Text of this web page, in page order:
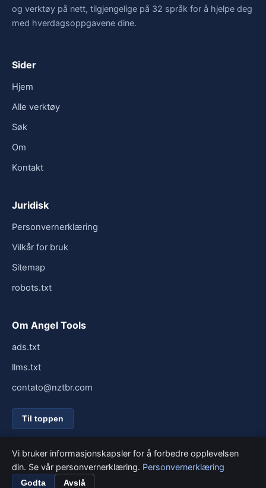
og verktøy på nett, tilgjengelige på 32 språk for å hjelpe deg
med hverdagsoppgavene dine.
Sider
Hjem
Alle verktøy
Søk
Om
Kontakt
Juridisk
Personvernerklæring
Vilkår for bruk
Sitemap
robots.txt
Om Angel Tools
ads.txt
llms.txt
contato@nztbr.com
Til toppen
© 2026 Angel Tools. Alle rettigheter reservert.
Bygget for fart og enkelhet.
Vi bruker informasjonskapsler for å forbedre opplevelsen
din. Se vår personvernerklæring. Personvernerklæring
Godta Avslå